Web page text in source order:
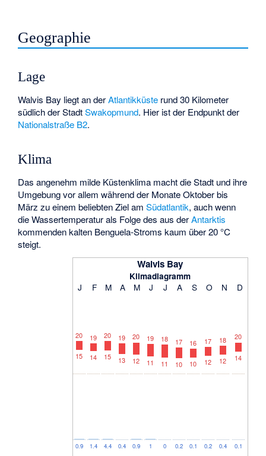
Geographie
Lage
Walvis Bay liegt an derAtlantikküste rund 30 Kilometer
südlich der StadtSwakopmund. Hier ist der Endpunkt der
Nationalstraße B2.
Klima
Das angenehm milde Küstenklima macht die Stadt und ihre
Umgebung vor allem während der Monate Oktober bis
März zu einem beliebten Ziel amSüdatlantik, auch wenn
die Wassertemperatur als Folge des aus derAntarktis
kommenden kalten Benguela-Stroms kaum über 20 °C
steigt.
Walvis Bay
Klimadiagramm
J F M A M J J A S O N D
0.9
20
15
1.4
19
14
4.4
20
15
0.4
19
13
0.9
20
12
1
19
11
0
18
11
0.2
17
10
0.1
16
10
0.2
17
12
0.4
18
12
0.1
20
14